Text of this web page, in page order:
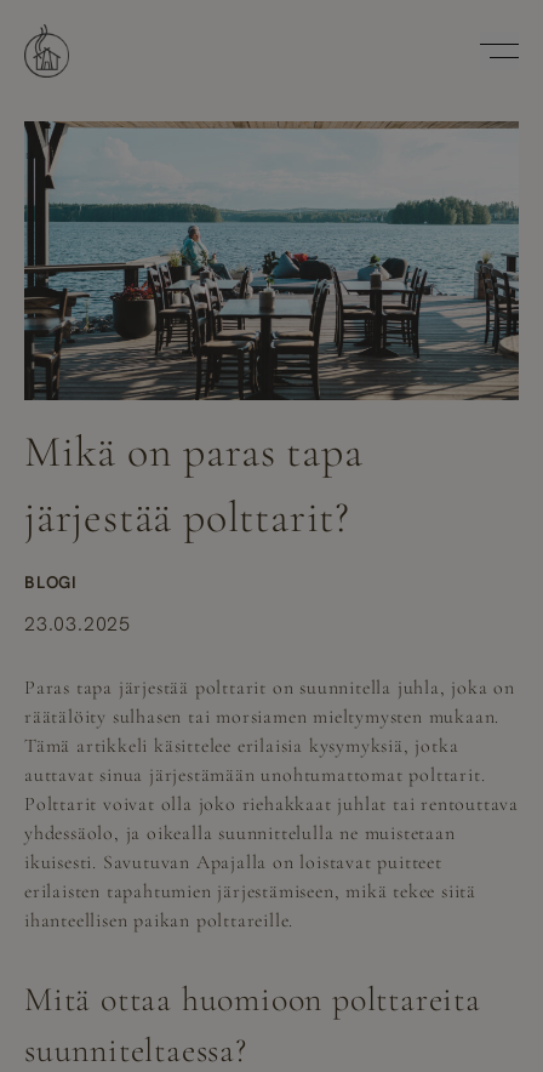
sisältöön
Mikä on paras tapa
järjestää polttarit?
BLOGI
23.03.2025
Paras tapa järjestää polttarit on suunnitella juhla, joka on
räätälöity sulhasen tai morsiamen mieltymysten mukaan.
Tämä artikkeli käsittelee erilaisia kysymyksiä, jotka
auttavat sinua järjestämään unohtumattomat polttarit.
Polttarit voivat olla joko riehakkaat juhlat tai rentouttava
yhdessäolo, ja oikealla suunnittelulla ne muistetaan
ikuisesti. Savutuvan Apajalla on loistavat puitteet
erilaisten tapahtumien järjestämiseen, mikä tekee siitä
ihanteellisen paikan polttareille.
Mitä ottaa huomioon polttareita
suunniteltaessa?